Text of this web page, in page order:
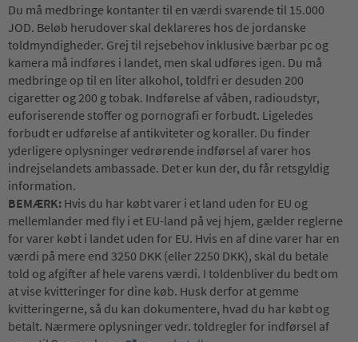
Du må medbringe kontanter til en værdi svarende til 15.000
JOD. Beløb herudover skal deklareres hos de jordanske
toldmyndigheder. Grej til rejsebehov inklusive bærbar pc og
kamera må indføres i landet, men skal udføres igen. Du må
medbringe op til en liter alkohol, toldfri er desuden 200
cigaretter og 200 g tobak. Indførelse af våben, radioudstyr,
euforiserende stoffer og pornografi er forbudt. Ligeledes
forbudt er udførelse af antikviteter og koraller. Du finder
yderligere oplysninger vedrørende indførsel af varer hos
indrejselandets ambassade. Det er kun der, du får retsgyldig
information.
BEMÆRK: Hvis du har købt varer i et land uden for EU og
mellemlander med fly i et EU-land på vej hjem, gælder reglerne
for varer købt i landet uden for EU. Hvis en af dine varer har en
værdi på mere end 3250 DKK (eller 2250 DKK), skal du betale
told og afgifter af hele varens værdi. I toldenbliver du bedt om
at vise kvitteringer for dine køb. Husk derfor at gemme
kvitteringerne, så du kan dokumentere, hvad du har købt og
betalt. Nærmere oplysninger vedr. toldregler for indførsel af